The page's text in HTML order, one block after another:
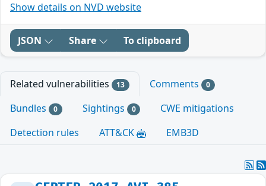
Show details on NVD website
JSON Share To clipboard
Related vulnerabilities 13 Comments 0
Bundles 0 Sightings 0
CWE mitigations
Detection rules
ATT&CK EMB3D